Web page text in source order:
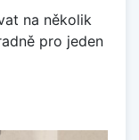
na několik
pro jeden